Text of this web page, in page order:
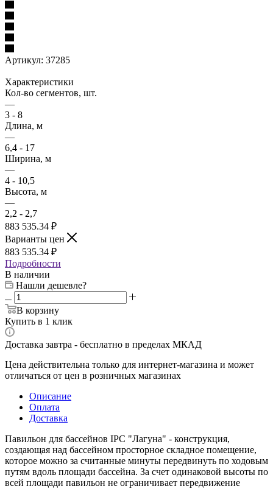
Артикул: 37285
Характеристики
Кол-во сегментов, шт.
—
3 - 8
Длина, м
—
6,4 - 17
Ширина, м
—
4 - 10,5
Высота, м
—
2,2 - 2,7
883 535.34 ₽
Варианты цен
883 535.34 ₽
Подробности
В наличии
Нашли дешевле?
В корзину
Купить в 1 клик
Доставка завтра - бесплатно в пределах МКАД
Цена действительна только для интернет-магазина и может
отличаться от цен в розничных магазинах
Описание
Оплата
Доставка
Павильон для бассейнов IPC "Лагуна" - конструкция,
создающая над бассейном просторное складное помещение,
которое можно за считанные минуты передвинуть по ходовым
путям вдоль площади бассейна. За счет одинаковой высоты по
всей площади павильон не ограничивает передвижение